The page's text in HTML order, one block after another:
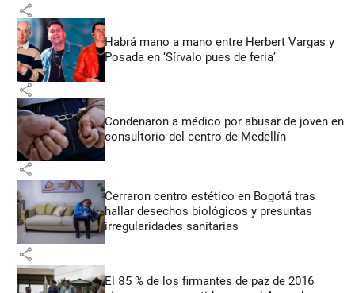
share
Habrá mano a mano entre Herbert Vargas y
Posada en ‘Sírvalo pues de feria’
share
Condenaron a médico por abusar de joven en
consultorio del centro de Medellín
share
Cerraron centro estético en Bogotá tras
hallar desechos biológicos y presuntas
irregularidades sanitarias
share
El 85 % de los firmantes de paz de 2016